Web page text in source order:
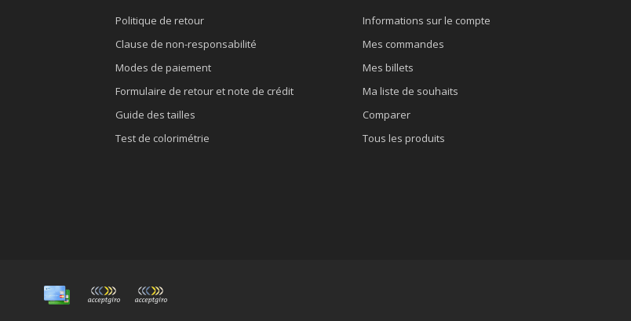
Politique de retour
Clause de non-responsabilité
Modes de paiement
Formulaire de retour et note de crédit
Guide des tailles
Test de colorimétrie
Informations sur le compte
Mes commandes
Mes billets
Ma liste de souhaits
Comparer
Tous les produits